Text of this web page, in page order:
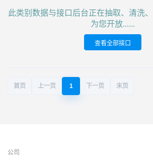
此类别数据与接口后台正在抽取、清洗
为您开放......
查看全部接口
首页 上一页 1 下一页 末页
公司